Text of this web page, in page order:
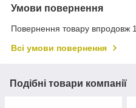
Умови повернення
Повернення товару впродовж
Всі умови повернення
Подібні товари компанії